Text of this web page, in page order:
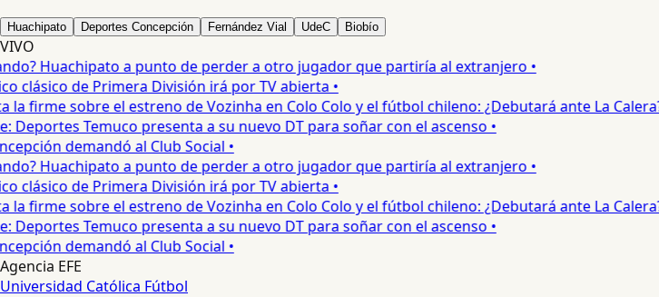
Huachipato Deportes Concepción Fernández Vial UdeC Biobío
VIVO
Huachipato a punto de perder a otro jugador que partiría al extranjero •
de Primera División irá por TV abierta •
firme sobre el estreno de Vozinha en Colo Colo y el fútbol chileno: ¿Debutará ante La Calera? •
Deportes Temuco presenta a su nuevo DT para soñar con el ascenso •
demandó al Club Social •
Huachipato a punto de perder a otro jugador que partiría al extranjero •
de Primera División irá por TV abierta •
firme sobre el estreno de Vozinha en Colo Colo y el fútbol chileno: ¿Debutará ante La Calera? •
Deportes Temuco presenta a su nuevo DT para soñar con el ascenso •
demandó al Club Social •
Agencia EFE
Universidad Católica Fútbol